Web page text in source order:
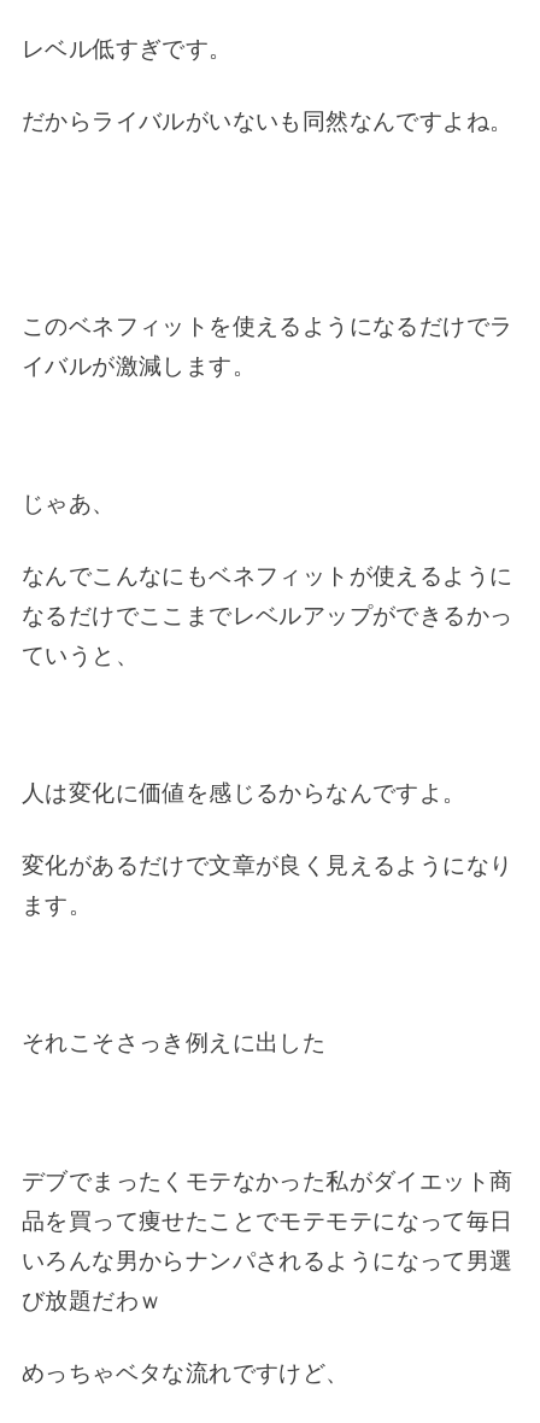
レベル低すぎです。
だからライバルがいないも同然なんですよね。
このベネフィットを使えるようになるだけでラ
イバルが激減します。
じゃあ、
なんでこんなにもベネフィットが使えるように
なるだけでここまでレベルアップができるかっ
ていうと、
人は変化に価値を感じるからなんですよ。
変化があるだけで文章が良く見えるようになり
ます。
それこそさっき例えに出した
デブでまったくモテなかった私がダイエット商
品を買って痩せたことでモテモテになって毎日
いろんな男からナンパされるよ うになって男選
び放題だわｗ
めっちゃベタな流れですけど、